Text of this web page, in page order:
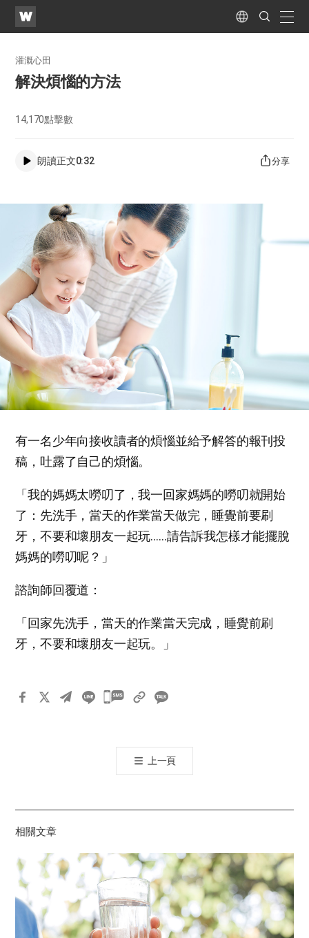
WATV
Language
Search
Submit
灌溉心田
解決煩惱的方法
14,170點擊數
朗讀正文0:32 分享
有一名少年向接收讀者的煩惱並給予解答的報刊投
稿，吐露了自己的煩惱。
「我的媽媽太嘮叨了，我一回家媽媽的嘮叨就開始
了：先洗手，當天的作業當天做完，睡覺前要刷
牙，不要和壞朋友一起玩……請告訴我怎樣才能擺脫
媽媽的嘮叨呢？」
諮詢師回覆道：
「回家先洗手，當天的作業當天完成，睡覺前刷
牙，不要和壞朋友一起玩。」
카
톡
공
기
上一頁
相關文章